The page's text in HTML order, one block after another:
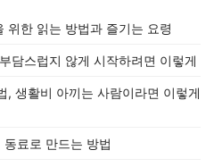
위한 읽는 방법과 즐기는 요령
담스럽지 않게 시작하려면 이렇게
, 생활비 아끼는 사람이라면 이렇게
료로 만드는 방법